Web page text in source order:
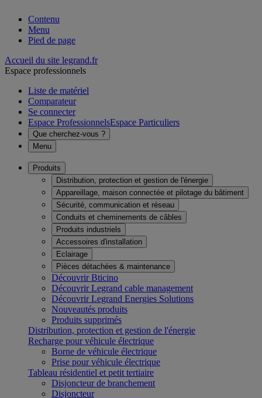
Contenu
Menu
Pied de page
Accueil du site legrand.fr
Espace professionnels
Liste de matériel
Comparateur
Se connecter
Espace ProfessionnelsEspace Particuliers
Que cherchez-vous ?
Menu
Produits
Distribution, protection et gestion de l'énergie
Appareillage, maison connectée et pilotage du bâtiment
Sécurité, communication et réseau
Conduits et cheminements de câbles
Produits industriels
Accessoires d'installation
Eclairage
Pièces détachées & maintenance
Découvrir Bticino
Découvrir Legrand cable management
Découvrir Legrand Energies Solutions
Nouveautés produits
Produits supprimés
Distribution, protection et gestion de l'énergie
Recharge pour véhicule électrique
Borne de véhicule électrique
Prise pour véhicule électrique
Tableau résidentiel et petit tertiaire
Disjoncteur de branchement
Disjoncteur